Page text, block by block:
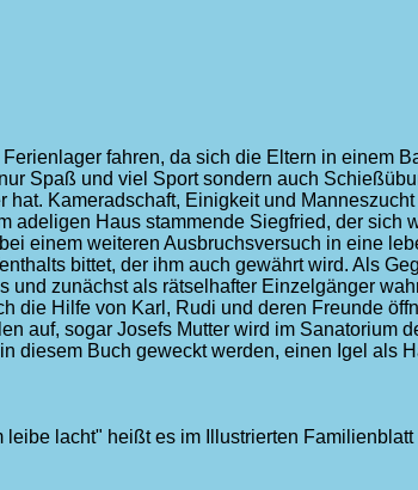
fahren, da sich die Eltern in einem
Spaß und viel Sport sondern auch
Kameradschaft, Einigkeit und
Haus stammende Siegfried, der sich
einem weiteren Ausbruchsversuch in eine
bittet, der ihm auch gewährt wird. Als
zunächst als rätselhafter Einzelgänger
die Hilfe von Karl, Rudi und deren Freunde
auf, sogar Josefs Mutter wird im Sanatorium
diesem Buch geweckt werden, einen Igel als
lacht" heißt es im Illustrierten